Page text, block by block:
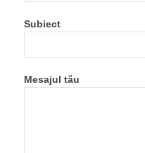
Subiect
Mesajul tău